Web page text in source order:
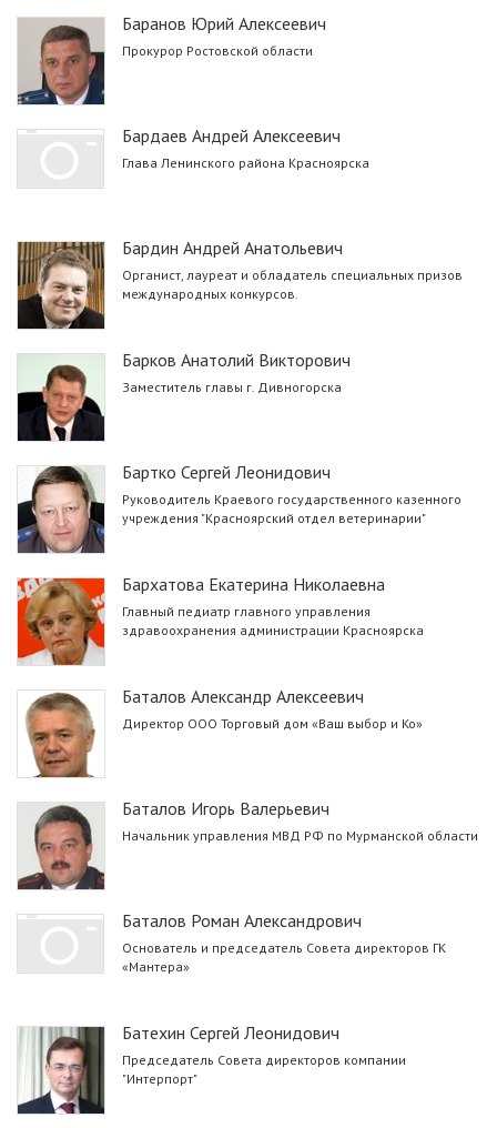
Баранов Юрий Алексеевич
Прокурор Ростовской области
Бардаев Андрей Алексеевич
Глава Ленинского района Красноярска
Бардин Андрей Анатольевич
Органист, лауреат и обладатель специальных призов
международных конкурсов.
Барков Анатолий Викторович
Заместитель главы г. Дивногорска
Бартко Сергей Леонидович
Руководитель Краевого государственного казенного
учреждения "Красноярский отдел ветеринарии"
Бархатова Екатерина Николаевна
Главный педиатр главного управления
здравоохранения администрации Красноярска
Баталов Александр Алексеевич
Директор ООО Торговый дом «Ваш выбор и Ко»
Баталов Игорь Валерьевич
Начальник управления МВД РФ по Мурманской области
Баталов Роман Александрович
Основатель и председатель Совета директоров ГК
«Мантера»
Батехин Сергей Леонидович
Председатель Совета директоров компании
"Интерпорт"